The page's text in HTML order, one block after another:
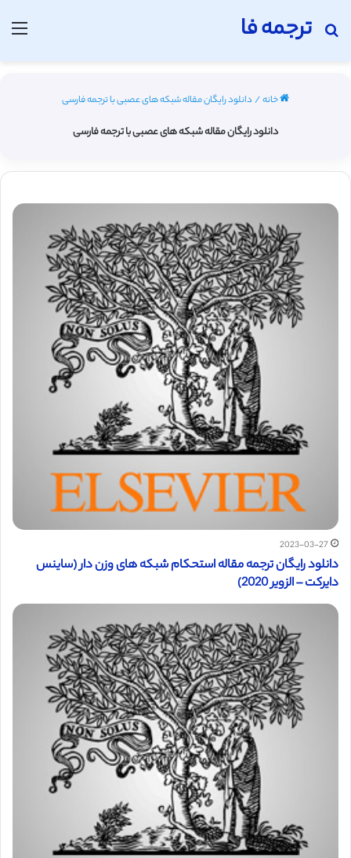
ترجمه فا
جستجو برای
خانه/ دانلود رایگان مقاله شبکه های عصبی با ترجمه فارسی
دانلود رایگان مقاله شبکه های عصبی با ترجمه فارسی
2023-03-27
دانلود رایگان ترجمه مقاله استحکام شبکه های وزن دار (ساینس
دایرکت – الزویر 2020)